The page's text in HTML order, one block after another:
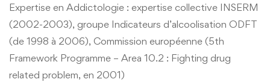
Expertise en Addictologie : expertise collective INSERM
(2002-2003), groupe Indicateurs d’alcoolisation ODFT
(de 1998 à 2006), Commission européenne (5th
Framework Programme – Area 10.2 : Fighting drug
related problem, en 2001)